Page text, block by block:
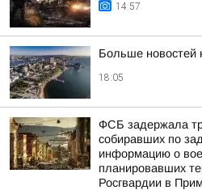
14:57
Больше новостей
18:05
ФСБ задержала
собиравших по
информацию о
планировавших
Росгвардии в